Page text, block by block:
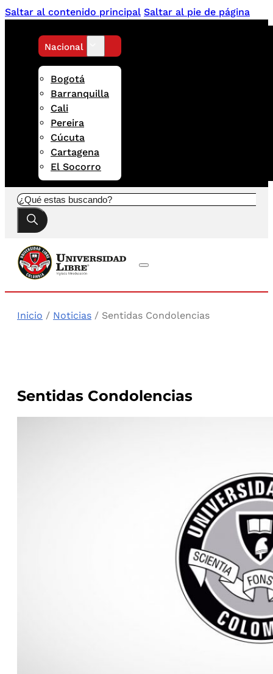
Saltar al contenido principal Saltar al pie de página
Nacional
Bogotá
Barranquilla
Cali
Pereira
Cúcuta
Cartagena
El Socorro
Buscar
Inicio / Noticias / Sentidas Condolencias
Sentidas Condolencias